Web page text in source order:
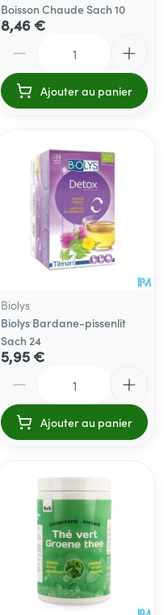
Boisson Chaude Sach 10
8,46 €
Ajouter au panier
Biolys
Biolys Bardane-pissenlit
Sach 24
5,95 €
Ajouter au panier